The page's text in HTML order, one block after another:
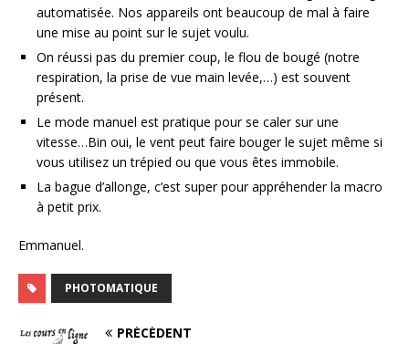
automatisée. Nos appareils ont beaucoup de mal à faire
une mise au point sur le sujet voulu.
On réussi pas du premier coup, le flou de bougé (notre
respiration, la prise de vue main levée,…) est souvent
présent.
Le mode manuel est pratique pour se caler sur une
vitesse…Bin oui, le vent peut faire bouger le sujet même si
vous utilisez un trépied ou que vous êtes immobile.
La bague d’allonge, c’est super pour appréhender la macro
à petit prix.
Emmanuel.
PHOTOMATIQUE
PRÉCÉDENT